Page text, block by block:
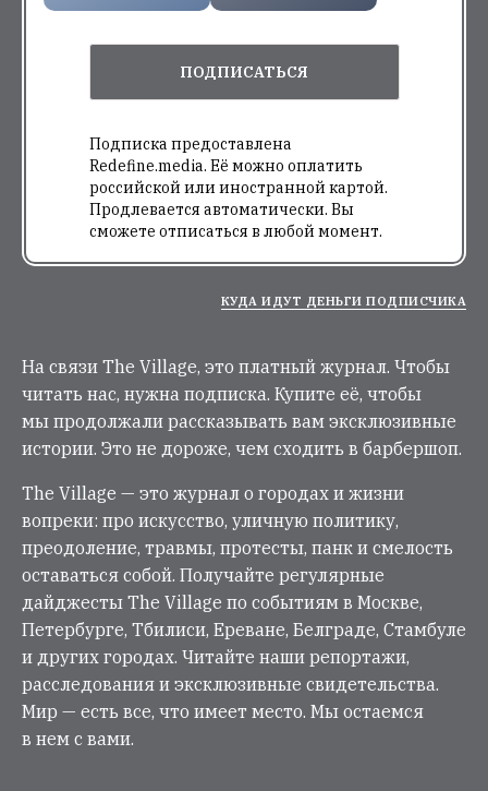
ПОДПИСАТЬСЯ
Подписка предоставлена
Redefine.media. Её можно оплатить
российской или иностранной картой.
Продлевается автоматически. Вы
сможете отписаться в любой момент.
КУДА ИДУТ ДЕНЬГИ ПОДПИСЧИКА
На связи The Village, это платный журнал. Чтобы
читать нас, нужна подписка. Купите её, чтобы
мы продолжали рассказывать вам эксклюзивные
истории. Это не дороже, чем сходить в барбершоп.
The Village — это журнал о городах и жизни
вопреки: про искусство, уличную политику,
преодоление, травмы, протесты, панк и смелость
оставаться собой. Получайте регулярные
дайджесты The Village по событиям в Москве,
Петербурге, Тбилиси, Ереване, Белграде, Стамбуле
и других городах. Читайте наши репортажи,
расследования и эксклюзивные свидетельства.
Мир — есть все, что имеет место. Мы остаемся
в нем с вами.